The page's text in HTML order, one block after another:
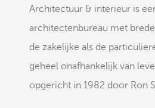
Architectuur & interieur is
architectenbureau met
de zakelijke als de
geheel onafhankelijk van
opgericht in 1982 door Ron